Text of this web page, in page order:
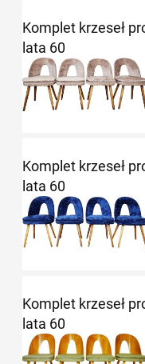
Komplet krzeseł
lata 60
Komplet krzeseł
lata 60
Komplet krzeseł
lata 60